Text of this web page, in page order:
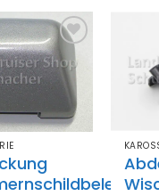
Zum
Merkzettel
hinzufügen